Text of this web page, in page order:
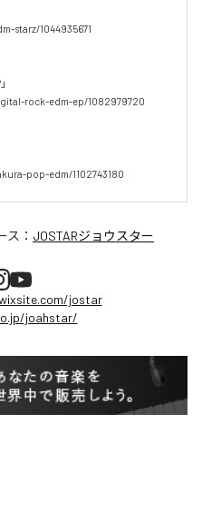
starz/1044935671
rock-edm-ep/1082979720
pop-edm/1102743180
ス： JOSTARジョウスター
jostar
joahstar/